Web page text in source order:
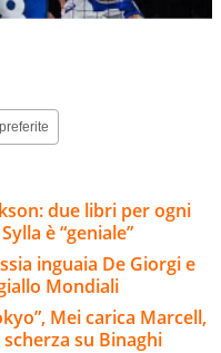
due libri per ogni
è “geniale”
inguaia De Giorgi e
Mondiali
Mei carica Marcell,
su Binaghi